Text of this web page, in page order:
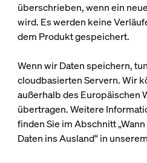
überschrieben, wenn ein
wird. Es werden keine
dem Produkt gespeichert.
Wenn wir Daten speichern,
cloudbasierten Servern. Wir
außerhalb des Europäischen
übertragen. Weitere
finden Sie im Abschnitt
Daten ins Ausland“ in unserem